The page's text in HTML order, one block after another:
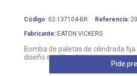
Código: 02-137104-BR Referencia:
Fabricante: EATON VICKERS
Bomba de paletas de cilindrada fija
diseño equilibrado
Pide